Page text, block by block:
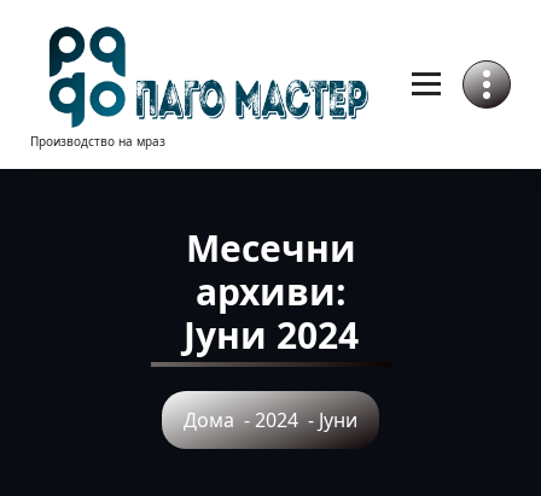
Content
Производство на мраз
Месечни
архиви:
Јуни 2024
Дома-2024-Јуни